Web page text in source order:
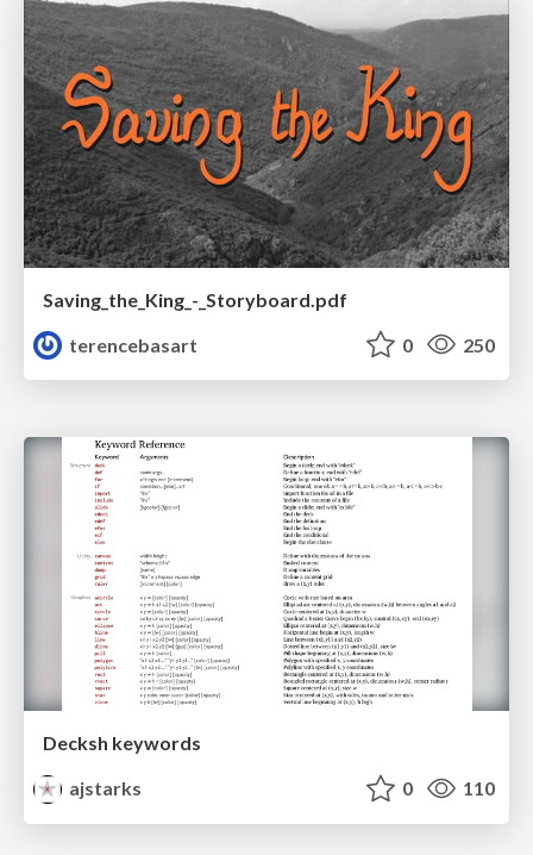
Saving_the_King_-_Storyboard.pdf
terencebasart
0 250
Decksh keywords
ajstarks
0 110